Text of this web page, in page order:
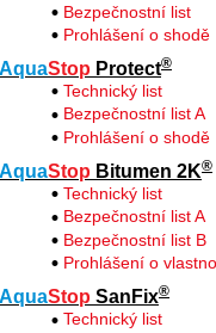
Bezpečnostní list
Prohlášení o shodě
AquaStop Protect®
Technický list
Bezpečnostní list A
Prohlášení o shodě
AquaStop Bitumen 2K®
Technický list
Bezpečnostní list A
Bezpečnostní list B
Prohlášení o
AquaStop SanFix®
Technický list